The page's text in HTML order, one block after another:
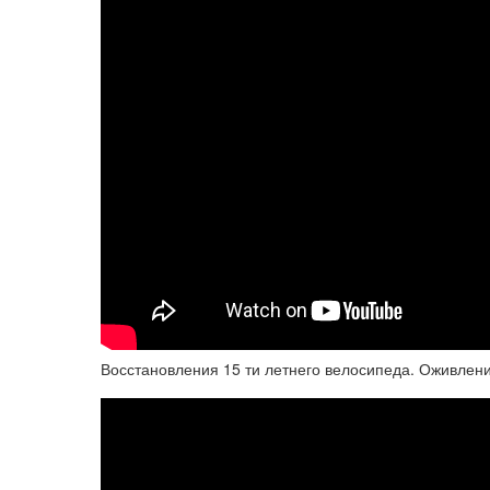
Восстановления 15 ти летнего велосипеда.